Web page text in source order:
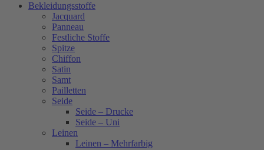
Bekleidungsstoffe
Jacquard
Panneau
Festliche Stoffe
Spitze
Chiffon
Satin
Samt
Pailletten
Seide
Seide – Drucke
Seide – Uni
Leinen
Leinen – Mehrfarbig